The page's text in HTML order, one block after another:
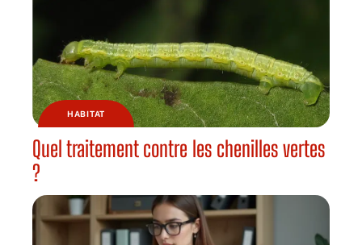
HABITAT
Quel traitement contre les chenilles vertes
?